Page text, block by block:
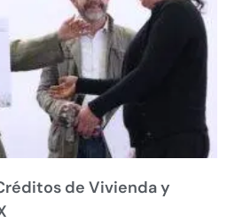
de Vivienda y